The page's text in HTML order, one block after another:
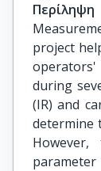
Περίληψη
project
operators'
during
(IR) and
determine